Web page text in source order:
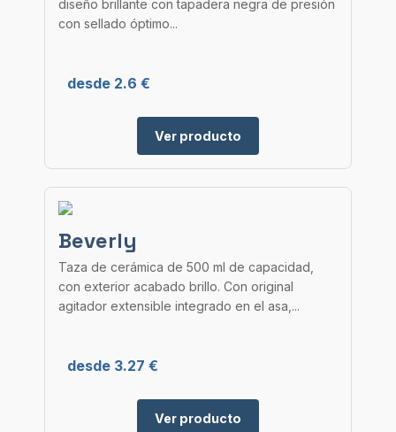
diseño brillante con tapadera negra de presión
con sellado óptimo...
desde 2.6 €
Ver producto
Beverly
Taza de cerámica de 500 ml de capacidad,
con exterior acabado brillo. Con original
agitador extensible integrado en el asa,...
desde 3.27 €
Ver producto